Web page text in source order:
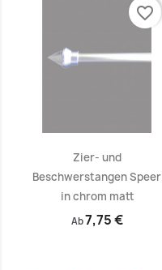
Zier- und
Beschwerstangen Speer
in chrom matt
Ab7,75 €
favorite_border